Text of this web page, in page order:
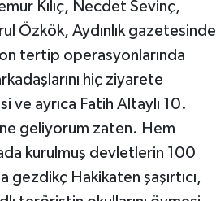
Kılıç, Necdet Sevinç,
Özkök, Aydınlık gazetesinde
tertip operasyonlarında
hiç ziyarete
ve ayrıca Fatih Altaylı 10.
geliyorum zaten. Hem
kurulmuş devletlerin 100
gezdikç Hakikaten şaşırtıcı,